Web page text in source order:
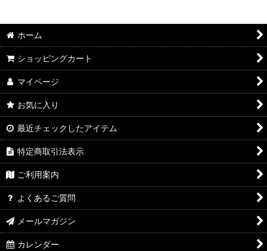
ホーム
ショッピングカート
マイページ
お気に入り
最近チェックしたアイテム
特定商取引法表示
ご利用案内
よくあるご質問
メールマガジン
カレンダー